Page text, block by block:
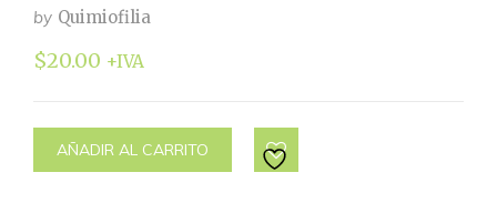
by Quimiofilia
$20.00 +IVA
AÑADIR AL CARRITO